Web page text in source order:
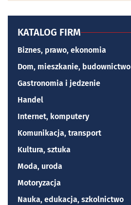
KATALOG FIRM
Biznes, prawo, ekonomia
Dom, mieszkanie, budownictwo
Gastronomia i jedzenie
Handel
Internet, komputery
Komunikacja, transport
Kultura, sztuka
Moda, uroda
Motoryzacja
Nauka, edukacja, szkolnictwo